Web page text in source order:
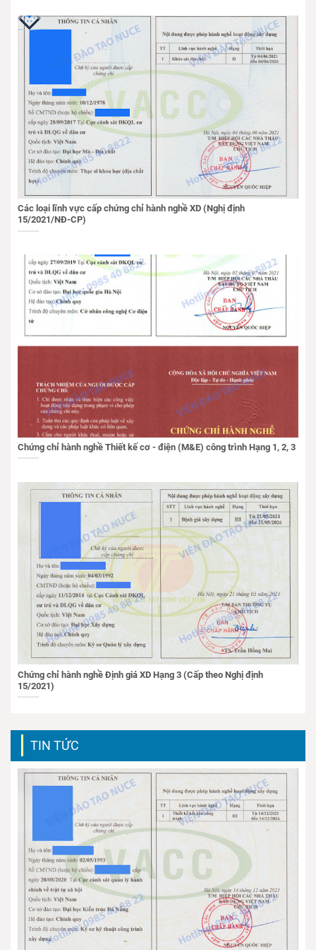
Các loại lĩnh vực cấp chứng chỉ hành nghề XD (Nghị định
15/2021/NĐ-CP)
Chứng chỉ hành nghề Thiết kế cơ - điện (M&E) công trình Hạng 1, 2, 3
Chứng chỉ hành nghề Định giá XD Hạng 3 (Cấp theo Nghị định
15/2021)
TIN TỨC